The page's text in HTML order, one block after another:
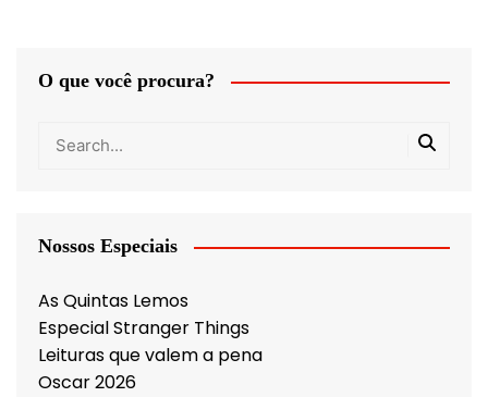
O que você procura?
Nossos Especiais
As Quintas Lemos
Especial Stranger Things
Leituras que valem a pena
Oscar 2026